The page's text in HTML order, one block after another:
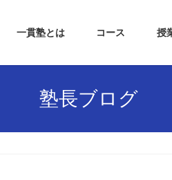
一貫塾とは コース 授
塾長ブログ